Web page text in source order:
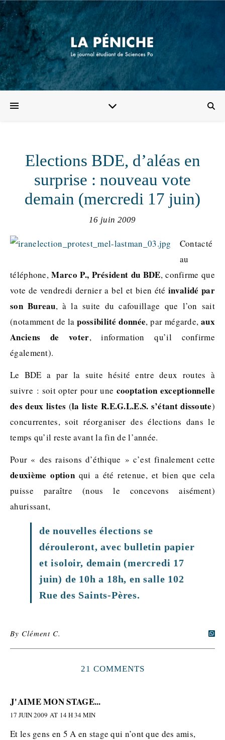
Elections BDE, d’aléas en
surprise : nouveau vote
demain (mercredi 17 juin)
16 juin 2009
Contacté
au
téléphone,Marco P., Président du BDE, confirme que
vote de vendredi dernier a bel et bien été invalidé par
son Bureau, à la suite du cafouillage que l’on sait
(notamment de la possibilité donnée, par mégarde,aux
Anciens de voter, information qu’il confirme
également).
Le BDE a par la suite hésité entre deux routes à
suivre : soit opter pour une cooptation exceptionnelle
des deux listes (la liste R.E.G.L.E.S. s’étant dissoute)
concurrentes, soit réorganiser des élections dans le
temps qu’il reste avant la fin de l’année.
Pour « des raisons d’éthique » c’est finalement cette
deuxième option qui a été retenue, et bien que cela
puisse paraître (nous le concevons aisément)
ahurissant,
de nouvelles élections se
dérouleront, avec bulletin papier
et isoloir, demain (mercredi 17
juin) de 10h a 18h, en salle 102
Rue des Saints-Pères.
By Clément C.
21 COMMENTS
J'AIME MON STAGE...
17 JUIN 2009 AT 14 H 34 MIN
Et les gens en 5 A en stage qui n’ont que des amis,